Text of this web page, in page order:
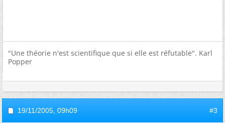
"Une théorie n'est scientifique que si elle est réfutable". Karl
Popper
19/11/2005, 09h09 #3